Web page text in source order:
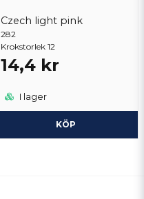
Czech light pink
282
Krokstorlek 12
14,4 kr
I lager
KÖP